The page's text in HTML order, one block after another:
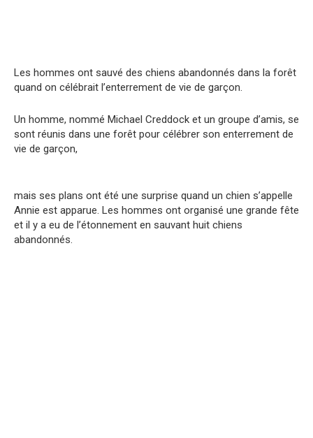
Les hommes ont sauvé des chiens abandonnés dans la forêt
quand on célébrait l’enterrement de vie de garçon.
Un homme, nommé Michael Creddock et un groupe d’amis, se
sont réunis dans une forêt pour célébrer son enterrement de
vie de garçon,
mais ses plans ont été une surprise quand un chien s’appelle
Annie est apparue. Les hommes ont organisé une grande fête
et il y a eu de l’étonnement en sauvant huit chiens
abandonnés.